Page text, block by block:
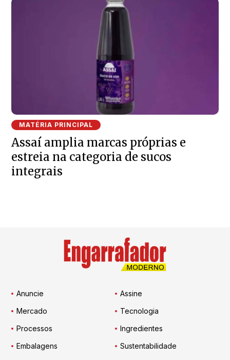
MATÉRIA PRINCIPAL
Assaí amplia marcas próprias e
estreia na categoria de sucos
integrais
Anuncie
Assine
Mercado
Tecnologia
Processos
Ingredientes
Embalagens
Sustentabilidade